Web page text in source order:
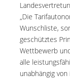
„Die
Wunschliste,
geschütztes
Wettbewerb
alle
unabhängig